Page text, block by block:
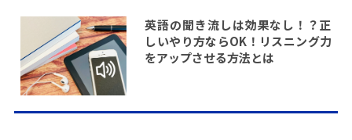
英語の聞き流しは効果なし！？正
しいやり方ならOK！リスニング力
をアップさせる方法とは